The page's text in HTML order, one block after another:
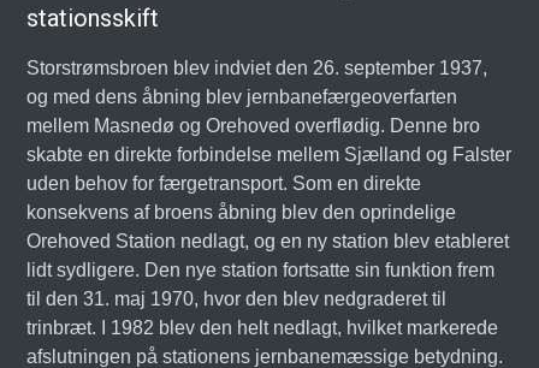
stationsskift
Storstrømsbroen blev indviet den 26. september 1937,
og med dens åbning blev jernbanefærgeoverfarten
mellem Masnedø og Orehoved overflødig. Denne bro
skabte en direkte forbindelse mellem Sjælland og Falster
uden behov for færgetransport. Som en direkte
konsekvens af broens åbning blev den oprindelige
Orehoved Station nedlagt, og en ny station blev etableret
lidt sydligere. Den nye station fortsatte sin funktion frem
til den 31. maj 1970, hvor den blev nedgraderet til
trinbræt. I 1982 blev den helt nedlagt, hvilket markerede
afslutningen på stationens jernbanemæssige betydning.